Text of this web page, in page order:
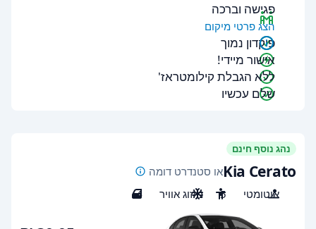
פגישה וברכה
הצג פרטי מיקום
פיקדון נמוך
אישור מיידי!
ללא הגבלת קילומטראז'
שלם עכשיו
נהג נוסף חינם
Kia Ceratoאו סטנדרט דומה
אוטומטי
5 מיזוג אוויר 4